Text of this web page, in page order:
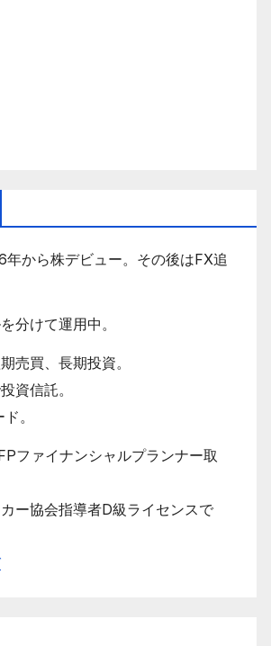
から株デビュー。その後はFX追
分けて運用中。
売買、長期投資。
資信託。
。
ファイナンシャルプランナー取
ー協会指導者D級ライセンスで